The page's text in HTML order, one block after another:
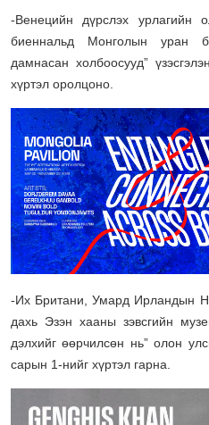
-Венецийн дүрслэх урлагийн
биеннальд Монголын уран
дамнасан холбоосууд”
хүртэл оролцоно.
-Их Британи, Умард Ирландын
дахь Эзэн хааны зэвсгийн
дэлхийг өөрчилсөн нь” олон
сарын 1-нийг хүртэл гарна.